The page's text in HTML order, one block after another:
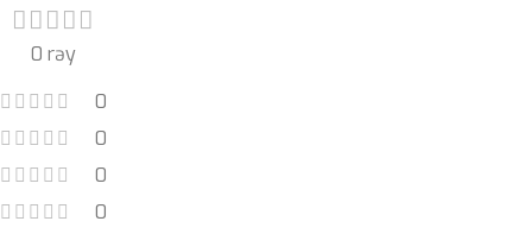
0 rəy
0
0
0
0